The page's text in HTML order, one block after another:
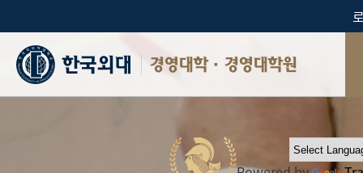
경영대학·경영대학원